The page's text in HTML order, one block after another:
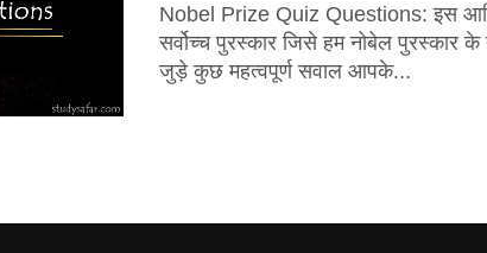
Nobel Prize Quiz Questions: इस
सर्वोच्च पुरस्कार जिसे हम नोबेल पुरस्कार
जुड़े कुछ महत्वपूर्ण सवाल आपके...